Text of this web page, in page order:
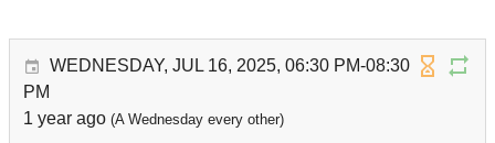
WEDNESDAY, JUL 16, 2025, 06:30 PM-08:30
PM
1 year ago (A Wednesday every other)